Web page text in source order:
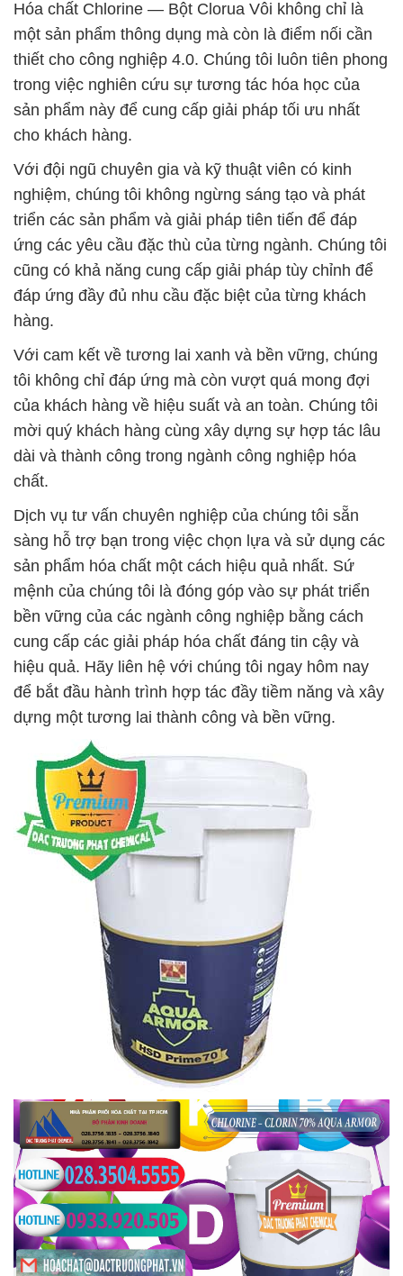
Hóa chất Chlorine — Bột Clorua Vôi không chỉ là
một sản phẩm thông dụng mà còn là điểm nối cần
thiết cho công nghiệp 4.0. Chúng tôi luôn tiên phong
trong việc nghiên cứu sự tương tác hóa học của
sản phẩm này để cung cấp giải pháp tối ưu nhất
cho khách hàng.
Với đội ngũ chuyên gia và kỹ thuật viên có kinh
nghiệm, chúng tôi không ngừng sáng tạo và phát
triển các sản phẩm và giải pháp tiên tiến để đáp
ứng các yêu cầu đặc thù của từng ngành. Chúng tôi
cũng có khả năng cung cấp giải pháp tùy chỉnh để
đáp ứng đầy đủ nhu cầu đặc biệt của từng khách
hàng.
Với cam kết về tương lai xanh và bền vững, chúng
tôi không chỉ đáp ứng mà còn vượt quá mong đợi
của khách hàng về hiệu suất và an toàn. Chúng tôi
mời quý khách hàng cùng xây dựng sự hợp tác lâu
dài và thành công trong ngành công nghiệp hóa
chất.
Dịch vụ tư vấn chuyên nghiệp của chúng tôi sẵn
sàng hỗ trợ bạn trong việc chọn lựa và sử dụng các
sản phẩm hóa chất một cách hiệu quả nhất. Sứ
mệnh của chúng tôi là đóng góp vào sự phát triển
bền vững của các ngành công nghiệp bằng cách
cung cấp các giải pháp hóa chất đáng tin cậy và
hiệu quả. Hãy liên hệ với chúng tôi ngay hôm nay
để bắt đầu hành trình hợp tác đầy tiềm năng và xây
dựng một tương lai thành công và bền vững.